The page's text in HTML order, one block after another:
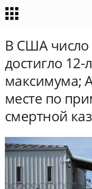
В США число
достигло 12-
максимума;
месте по
смертной